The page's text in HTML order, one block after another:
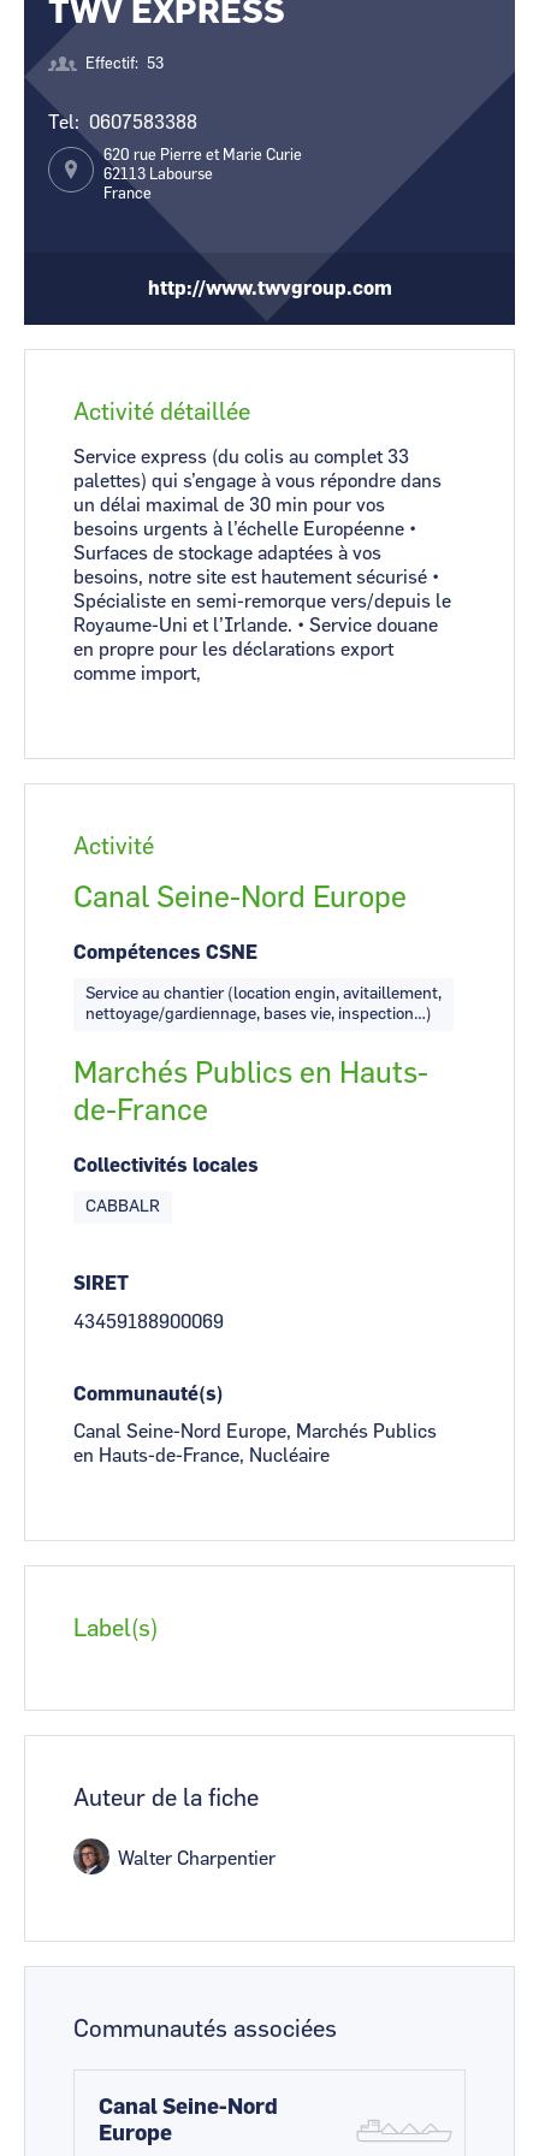
CCI Business
Occitanie
Pays de la Loire
CCI Business
TWV EXPRESS
Effectif 53
Tel 0607583388
620 rue Pierre et Marie Curie
62113 Labourse
France
http://www.twvgroup.com
Activité détaillée
Service express (du colis au complet 33
palettes) qui s’engage à vous répondre dans
un délai maximal de 30 min pour vos
besoins urgents à l’échelle Européenne •
Surfaces de stockage adaptées à vos
besoins, notre site est hautement sécurisé •
Spécialiste en semi-remorque vers/depuis le
Royaume-Uni et l’Irlande. • Service douane
en propre pour les déclarations export
comme import,
Activité
Canal Seine-Nord Europe
Compétences CSNE
Service au chantier (location engin, avitaillement,
nettoyage/gardiennage, bases vie, inspection…)
Marchés Publics en Hauts-
de-France
Collectivités locales
CABBALR
SIRET
43459188900069
Communauté(s)
Canal Seine-Nord Europe, Marchés Publics
en Hauts-de-France, Nucléaire
Label(s)
Auteur de la fiche
Walter Charpentier
Communautés associées
Canal Seine-Nord
Europe